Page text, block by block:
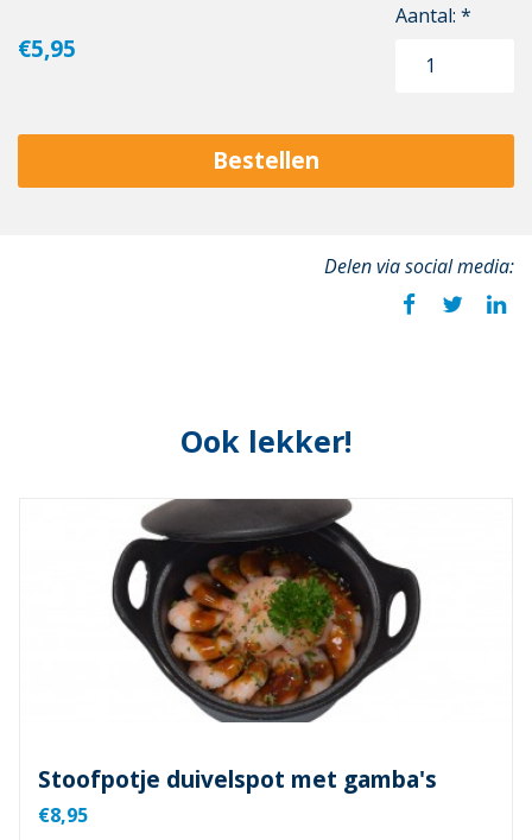
€5,95
Aantal: *
Bestellen
Delen via social media:
Ook lekker!
Stoofpotje duivelspot met gamba's
€8,95